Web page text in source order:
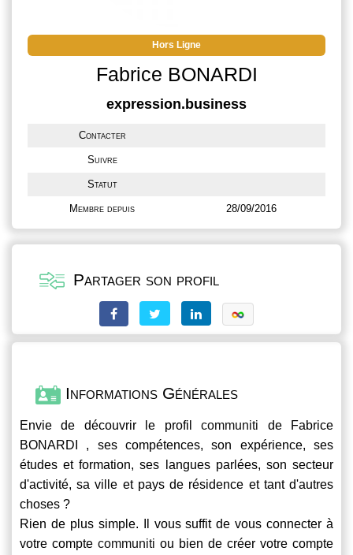
Hors Ligne
Fabrice BONARDI
expression.business
Contacter
Suivre
Statut
Membre depuis 28/09/2016
Partager son profil
Informations Générales
Envie de découvrir le profilcommuniti de Fabrice
BONARDI , ses compétences, son expérience, ses
études et formation, ses langues parlées, son secteur
d'activité, sa ville et pays de résidence et tant d'autres
choses ?
Rien de plus simple. Il vous suffit de vous connecter à
votre compte communiti ou bien de créer votre compte